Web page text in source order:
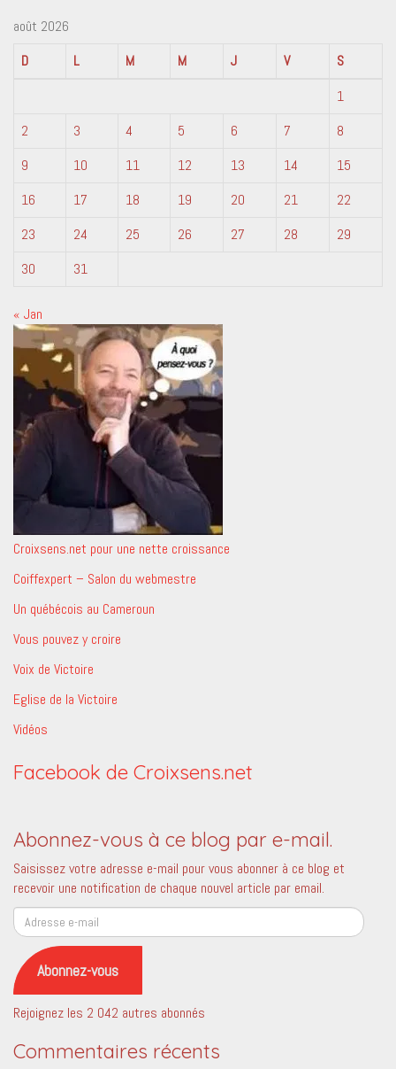
août 2026
D
L M M J V
S
1
2
3 4 5 6 7
8
9
10 11 12 13 14
15
16
17 18 19 20 21
22
23
24 25 26 27 28
29
30
31
« Jan
Croixsens.net pour une nette croissance
Coiffexpert – Salon du webmestre
Un québécois au Cameroun
Vous pouvez y croire
Voix de Victoire
Eglise de la Victoire
Vidéos
Facebook de Croixsens.net
Abonnez-vous à ce blog par e-mail.
Saisissez votre adresse e-mail pour vous abonner à ce blog et
recevoir une notification de chaque nouvel article par email.
Adresse
e-
mail
Abonnez-vous
Rejoignez les 2 042 autres abonnés
Commentaires récents